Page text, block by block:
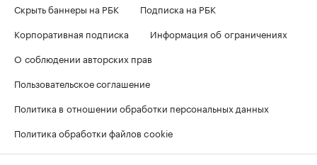
Скрыть баннеры на РБК
Подписка на РБК
Корпоративная подписка
Информация об ограничениях
О соблюдении авторских прав
Пользовательское соглашение
Политика в отношении обработки персональных данных
Политика обработки файлов cookie